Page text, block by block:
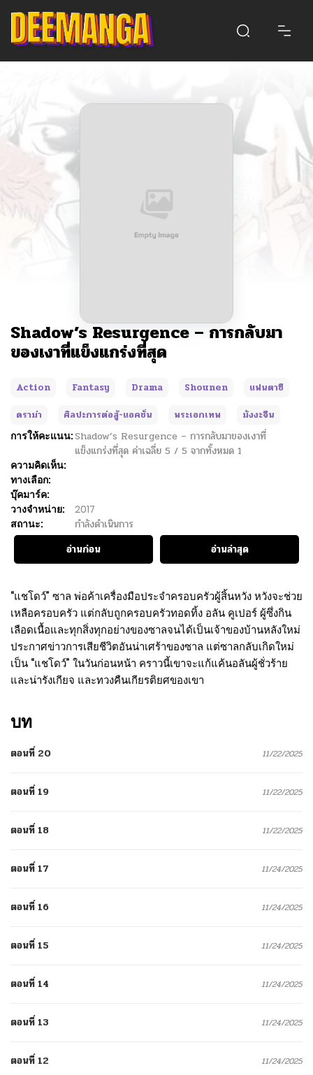
Shadow’s Resurgence – การกลับมา
ของเงาที่แข็งแกร่งที่สุด
Action Fantasy Drama Shounen
แฟนตาซี
ดราม่า
ศิลปะการต่อสู้-แอคชั่น พระเอกเทพ
มังงะจีน
การให้คะแนน:Shadow’s Resurgence – การกลับมาของเงาที่
แข็งแกร่งที่สุด ค่าเฉลี่ย 5 / 5 จากทั้งหมด 1
ความคิดเห็น:
ทางเลือก:
บุ๊คมาร์ค:
วางจำหน่าย:
2017
สถานะ:
กำลังดำเนินการ
อ่านก่อน
อ่านล่าสุด
“แชโดว์” ซาล พ่อค้าเครื่องมือประจำครอบครัวผู้สิ้นหวัง หวังจะช่วย
เหลือครอบครัว แต่กลับถูกครอบครัวทอดทิ้ง อลัน คูเปอร์ ผู้ซึ่งกิน
เลือดเนื้อและทุกสิ่งทุกอย่างของซาลจนได้เป็นเจ้าของบ้านหลังใหม่
ประกาศข่าวการเสียชีวิตอันน่าเศร้าของซาล แต่ซาลกลับเกิดใหม่
เป็น “แชโดว์” ในวันก่อนหน้า คราวนี้เขาจะแก้แค้นอลันผู้ชั่วร้าย
และน่ารังเกียจ และทวงคืนเกียรติยศของเขา
บท
ตอนที่ 20 11/22/2025
ตอนที่ 19 11/22/2025
ตอนที่ 18 11/22/2025
ตอนที่ 17 11/24/2025
ตอนที่ 16 11/24/2025
ตอนที่ 15 11/24/2025
ตอนที่ 14 11/24/2025
ตอนที่ 13 11/24/2025
ตอนที่ 12 11/24/2025